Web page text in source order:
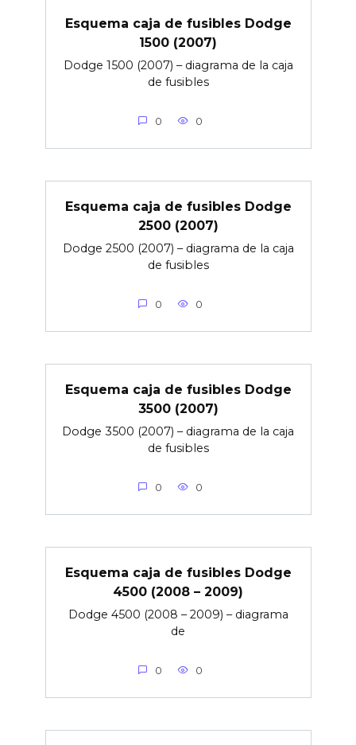
Esquema caja de fusibles Dodge
1500 (2007)
Dodge 1500 (2007) – diagrama de la caja
de fusibles
0 0
Esquema caja de fusibles Dodge
2500 (2007)
Dodge 2500 (2007) – diagrama de la caja
de fusibles
0 0
Esquema caja de fusibles Dodge
3500 (2007)
Dodge 3500 (2007) – diagrama de la caja
de fusibles
0 0
Esquema caja de fusibles Dodge
4500 (2008 – 2009)
Dodge 4500 (2008 – 2009) – diagrama
de
0 0